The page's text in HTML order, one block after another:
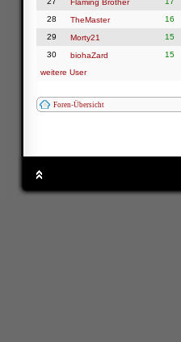
Flaming Brother
28
TheMaster 16
29
Morty21 15
30
biohaZard 15
weitere User
Foren-Übersicht